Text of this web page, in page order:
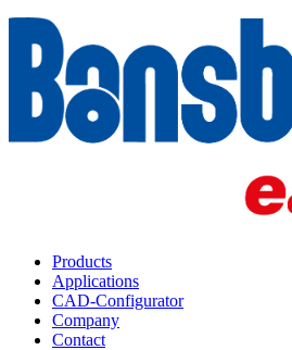
Products
Applications
CAD-Configurator
Company
Contact